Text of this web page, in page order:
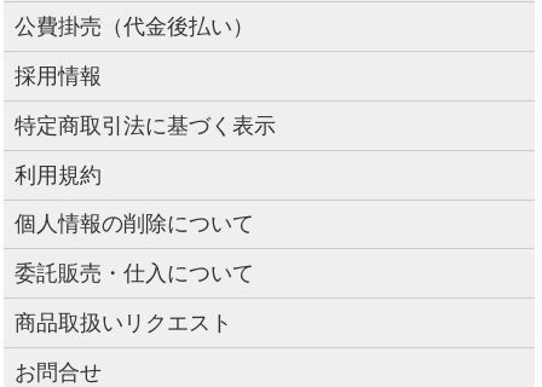
公費掛売（代金後払い）
採用情報
特定商取引法に基づく表示
利用規約
個人情報の削除について
委託販売・仕入について
商品取扱いリクエスト
お問合せ